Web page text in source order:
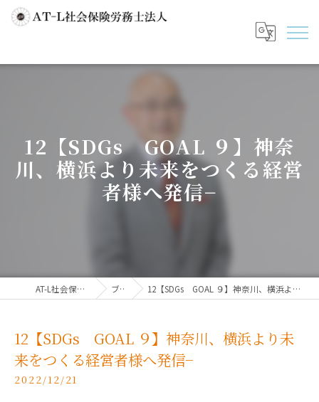
12【SDGs GOAL ９】神奈
川、横浜より未来をつくる経営
者様へ発信−
AT-L社会保険労務士法人 ブログ 12【SDGs GOAL ９】神奈川、横浜より未来をつくる経営者様へ発信−
12【SDGs GOAL ９】神奈川、横浜より未
来をつくる経営者様へ発信−
2022/12/21